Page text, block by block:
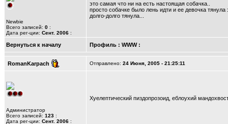
Newbie
Всего записей: 0 :
Дата рег-ции: Сент. 2006 :
это самая что ни на есть настоящая собачка..
просто собачке было лень идти и ее девочка тянула
долго-долго тянула...
Вернуться к началу Профиль : WWW:
RomanKarpach Отправлено: 24 Июня, 2005 - 21:25:11
Администратор
Всего записей: 123 :
Дата рег-ции: Сент. 2006 :
Хуелептический пиздопрозоид, еблоухий